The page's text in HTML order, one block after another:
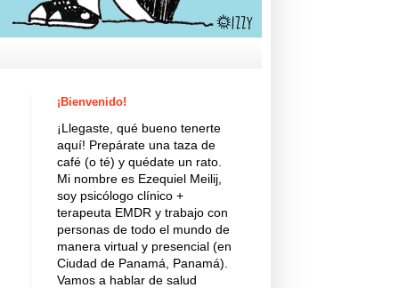
¡Bienvenido!
¡Llegaste, qué bueno tenerte
aquí! Prepárate una taza de
café (o té) y quédate un rato.
Mi nombre es Ezequiel Meilij,
soy psicólogo clínico +
terapeuta EMDR y trabajo con
personas de todo el mundo de
manera virtual y presencial (en
Ciudad de Panamá, Panamá).
Vamos a hablar de salud